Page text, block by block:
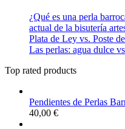
¿Qué es una perla
actual de la bisutería
Plata de Ley vs. Poste
Las perlas: agua dulce
Top rated products
Pendientes de Perlas
40,00 €